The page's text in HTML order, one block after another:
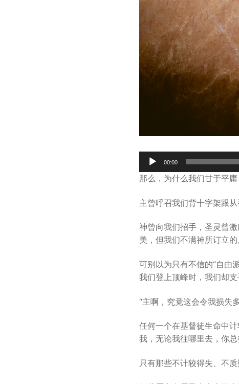
Audio
Player
00:00
那么，为什么我们甘于平
主曾呼召我们背十字架跟
神曾向我们招手，圣灵曾
美，但我们不满神所订立
可别以为只有不信的“自由
我们登上顶峰时，我们却支
“主啊，究竟这会令我损失
任何一个在基督徒生命中
我，无论我往哪里去，你
只有那些不计较得失、不